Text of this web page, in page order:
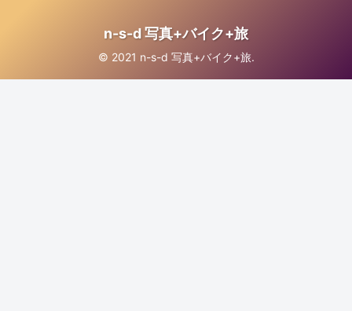
n-s-d 写真+バイク+旅
© 2021 n-s-d 写真+バイク+旅.